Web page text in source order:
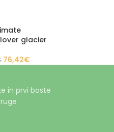
glacier
76,42€
in prvi boste